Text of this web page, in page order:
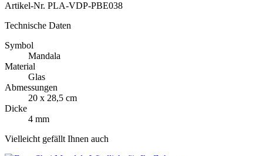
Artikel-Nr. PLA-VDP-PBE038
Technische Daten
Symbol
Mandala
Material
Glas
Abmessungen
20 x 28,5 cm
Dicke
4 mm
Vielleicht gefällt Ihnen auch